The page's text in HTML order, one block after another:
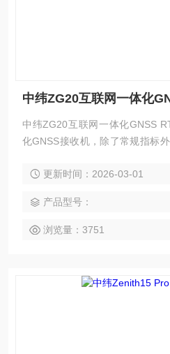
中纬ZG20互联网一体化
中纬ZG20互联网一体化GNSS
化GNSS接收机，除了常规指标
操作指导，沟通高效，准确，时
享，杜绝数据多次转存，测完
享，实现数据秒传！
更新时间：2026-03-01
产品型号：
浏览量：3751